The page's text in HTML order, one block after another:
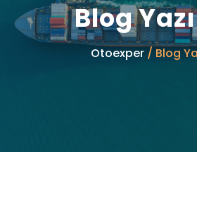
Blog
Otoexper / Blog